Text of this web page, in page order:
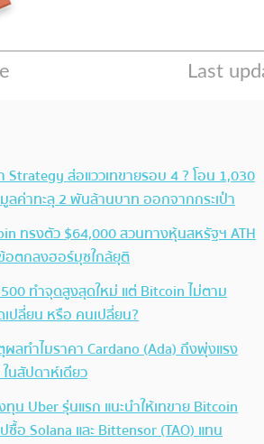
Strategy ส่อแววเทขายรอบ 4 ? โอน 1,030
ลค่าทะลุ 2 พันล้านบาท ออกจากกระเป๋า
ทรงตัว $64,000 สวนทางหุ้นสหรัฐฯ ATH
อตกลงฮอร์มุซใกล้ยุติ
ทำจุดสูงสุดใหม่ แต่ Bitcoin ไม่ตาม
ปลี่ยน หรือ คนเปลี่ยน?
ผลทำไมราคา Cardano (Ada) ถึงพุ่งแรง
นสัปดาห์เดียว
น Uber รุ่นแรก แนะนำให้เทขาย Bitcoin
ซื้อ Solana และ Bittensor (TAO) แทน